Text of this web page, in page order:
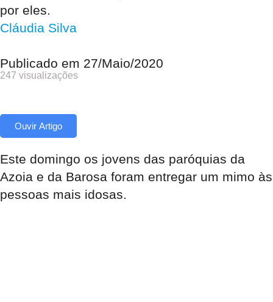
por eles.
Cláudia Silva
Publicado em 27/Maio/2020
247 visualizações
Ouvir Artigo
Este domingo os jovens das paróquias da
Azoia e da Barosa foram entregar um mimo às
pessoas mais idosas.